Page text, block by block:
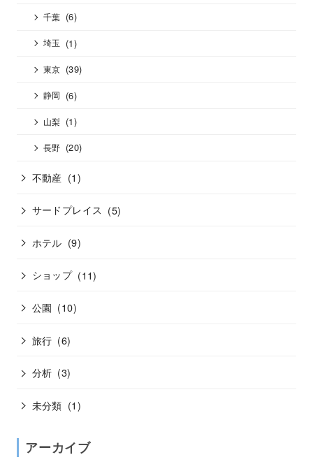
千葉 (6)
埼玉 (1)
東京 (39)
静岡 (6)
山梨 (1)
長野 (20)
不動産 (1)
サードプレイス (5)
ホテル (9)
ショップ (11)
公園 (10)
旅行 (6)
分析 (3)
未分類 (1)
アーカイブ